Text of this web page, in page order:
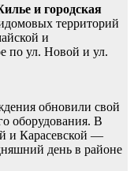
и городская
территорий
и
по ул. Новой и ул.
обновили свой
оборудования. В
и Карасевской —
день в районе